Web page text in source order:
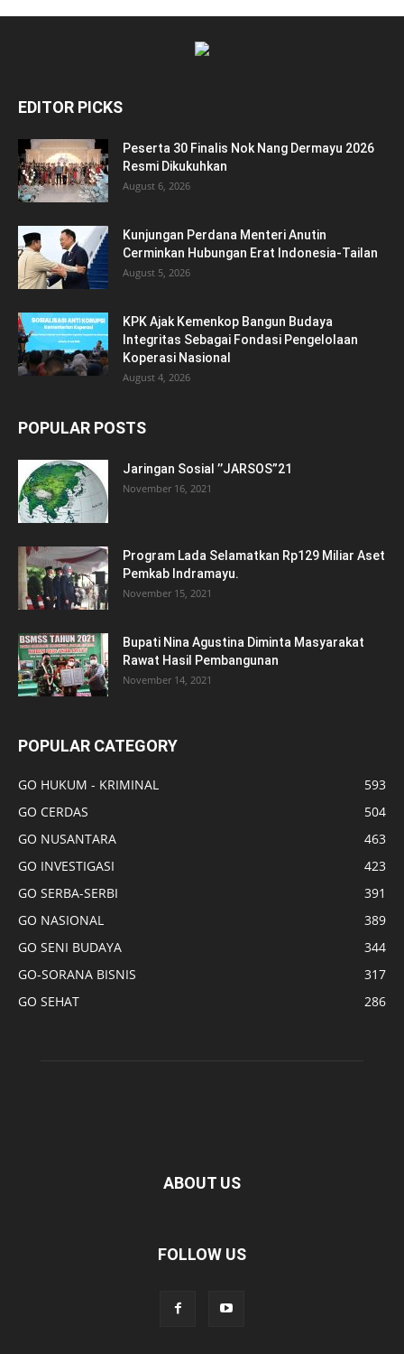
EDITOR PICKS
Peserta 30 Finalis Nok Nang Dermayu 2026
Resmi Dikukuhkan
August 6, 2026
Kunjungan Perdana Menteri Anutin
Cerminkan Hubungan Erat Indonesia-Tailan
August 5, 2026
KPK Ajak Kemenkop Bangun Budaya
Integritas Sebagai Fondasi Pengelolaan
Koperasi Nasional
August 4, 2026
POPULAR POSTS
Jaringan Sosial ’’JARSOS”21
November 16, 2021
Program Lada Selamatkan Rp129 Miliar Aset
Pemkab Indramayu.
November 15, 2021
Bupati Nina Agustina Diminta Masyarakat
Rawat Hasil Pembangunan
November 14, 2021
POPULAR CATEGORY
GO HUKUM - KRIMINAL
593
GO CERDAS
504
GO NUSANTARA
463
GO INVESTIGASI
423
GO SERBA-SERBI
391
GO NASIONAL
389
GO SENI BUDAYA
344
GO-SORANA BISNIS
317
GO SEHAT
286
ABOUT US
FOLLOW US